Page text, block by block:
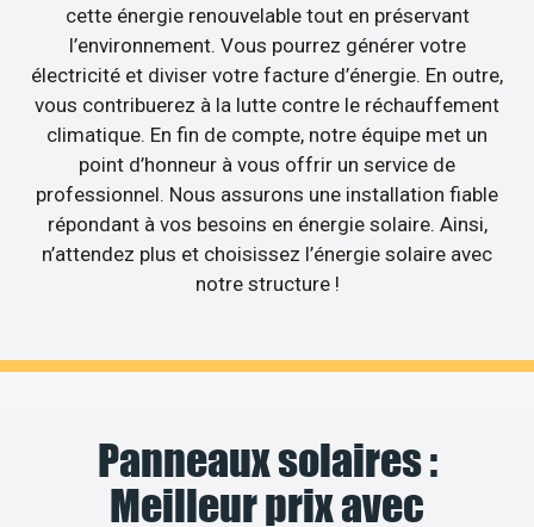
cette énergie renouvelable tout en préservant
l’environnement. Vous pourrez générer votre
électricité et diviser votre facture d’énergie. En outre,
vous contribuerez à la lutte contre le réchauffement
climatique. En fin de compte, notre équipe met un
point d’honneur à vous offrir un service de
professionnel. Nous assurons une installation fiable
répondant à vos besoins en énergie solaire. Ainsi,
n’attendez plus et choisissez l’énergie solaire avec
notre structure !
Panneaux solaires :
Meilleur prix avec